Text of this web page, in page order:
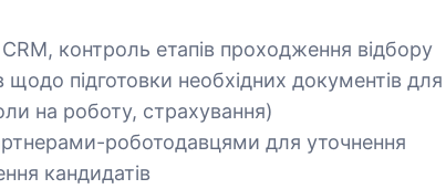
контроль етапів проходження відбору
щодо підготовки необхідних документів для
на роботу, страхування)
роботодавцями для уточнення
кандидатів